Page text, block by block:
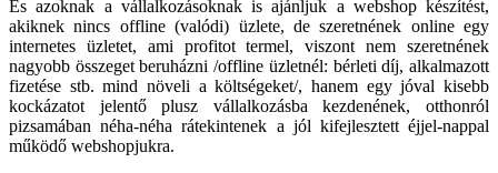
És azoknak a vállalkozásoknak is ajánljuk a webshop készítést,
akiknek nincs offline (valódi) üzlete, de szeretnének online egy
internetes üzletet, ami profitot termel, viszont nem szeretnének
nagyobb összeget beruházni /offline üzletnél: bérleti díj, alkalmazott
fizetése stb. mind növeli a költségeket/, hanem egy jóval kisebb
kockázatot jelentő plusz vállalkozásba kezdenének, otthonról
pizsamában néha-néha rátekintenek a jól kifejlesztett éjjel-nappal
működő webshopjukra.